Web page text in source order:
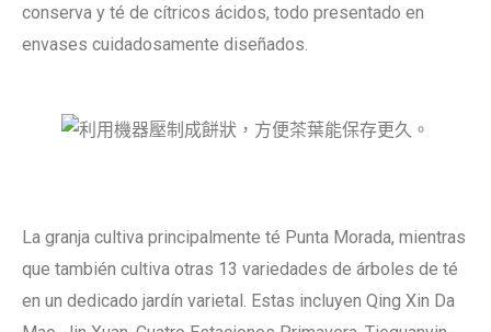
conserva y té de cítricos ácidos, todo presentado en
envases cuidadosamente diseñados.
La granja cultiva principalmente té Punta Morada, mientras
que también cultiva otras 13 variedades de árboles de té
en un dedicado jardín varietal. Estas incluyen Qing Xin Da